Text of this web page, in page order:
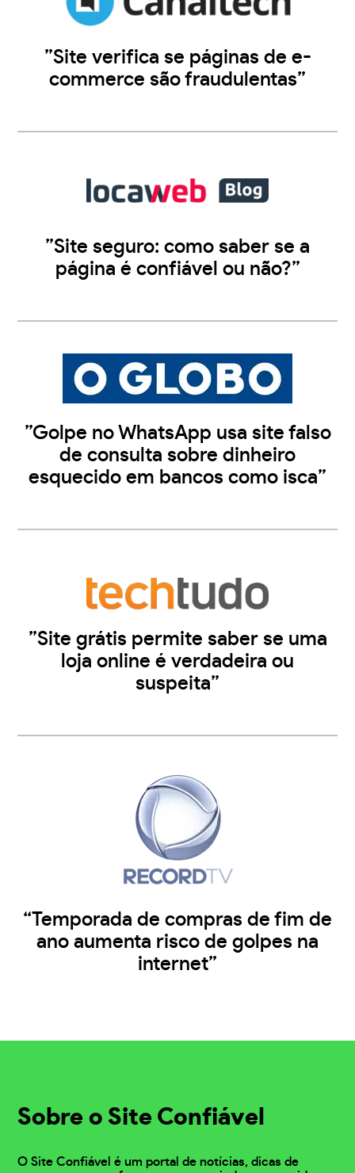
”Site verifica se páginas de e-
commerce são fraudulentas”
”Site seguro: como saber se a
página é confiável ou não?”
”Golpe no WhatsApp usa site falso
de consulta sobre dinheiro
esquecido em bancos como isca”
”Site grátis permite saber se uma
loja online é verdadeira ou
suspeita”
“Temporada de compras de fim de
ano aumenta risco de golpes na
internet”
Sobre o Site Confiável
O Site Confiável é um portal de notícias, dicas de